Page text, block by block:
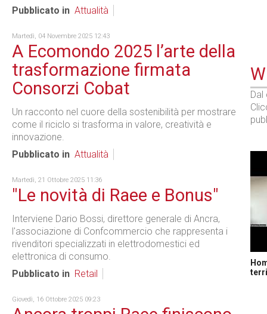
Pubblicato in Attualità
Martedì, 04 Novembre 2025 12:43
A Ecomondo 2025 l’arte della
trasformazione firmata
Consorzi Cobat
Un racconto nel cuore della sostenibilità per mostrare
come il riciclo si trasforma in valore, creatività e
innovazione.
Pubblicato in Attualità
Martedì, 21 Ottobre 2025 11:36
"Le novità di Raee e Bonus"
Interviene Dario Bossi, direttore generale di Ancra,
l'associazione di Confcommercio che rappresenta i
rivenditori specializzati in elettrodomestici ed
elettronica di consumo.
Pubblicato in Retail
Giovedì, 16 Ottobre 2025 09:23